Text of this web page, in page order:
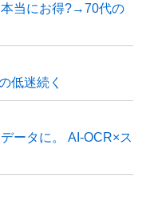
本当にお得?→70代の
低迷続く
ータに。 AI-OCR×ス